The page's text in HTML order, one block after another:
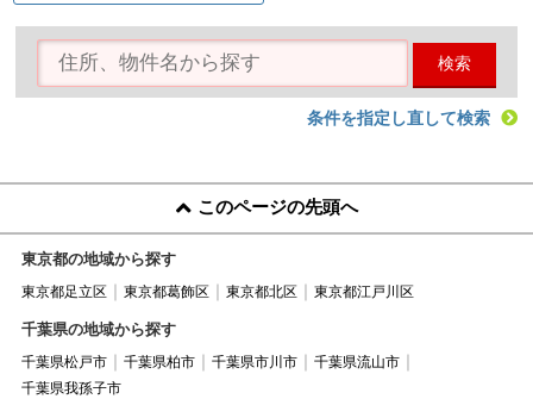
検索
条件を指定し直して検索
このページの先頭へ
東京都の地域から探す
東京都足立区 東京都葛飾区 東京都北区 東京都江戸川区
千葉県の地域から探す
千葉県松戸市 千葉県柏市 千葉県市川市
千葉県流山市
千葉県我孫子市